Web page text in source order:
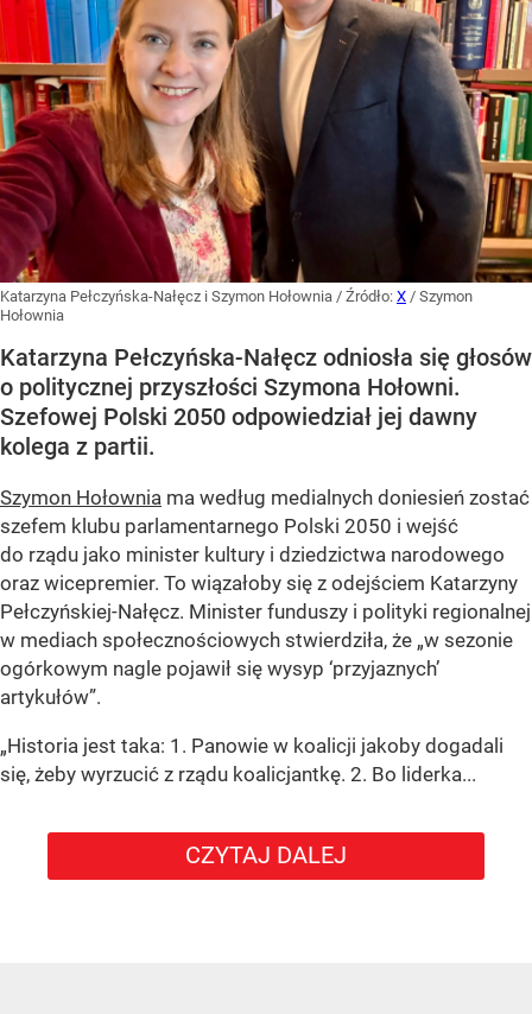
Katarzyna Pełczyńska-Nałęcz i Szymon Hołownia / Źródło: X / Szymon
Hołownia
Katarzyna Pełczyńska-Nałęcz odniosła się głosów
o politycznej przyszłości Szymona Hołowni.
Szefowej Polski 2050 odpowiedział jej dawny
kolega z partii.
Szymon Hołownia ma według medialnych doniesień zostać
szefem klubu parlamentarnego Polski 2050 i wejść
do rządu jako minister kultury i dziedzictwa narodowego
oraz wicepremier. To wiązałoby się z odejściem Katarzyny
Pełczyńskiej-Nałęcz. Minister funduszy i polityki regionalnej
w mediach społecznościowych stwierdziła, że „w sezonie
ogórkowym nagle pojawił się wysyp ‘przyjaznych’
artykułów”.
„Historia jest taka: 1. Panowie w koalicji jakoby dogadali
się, żeby wyrzucić z rządu koalicjantkę. 2. Bo liderka...
CZYTAJ DALEJ